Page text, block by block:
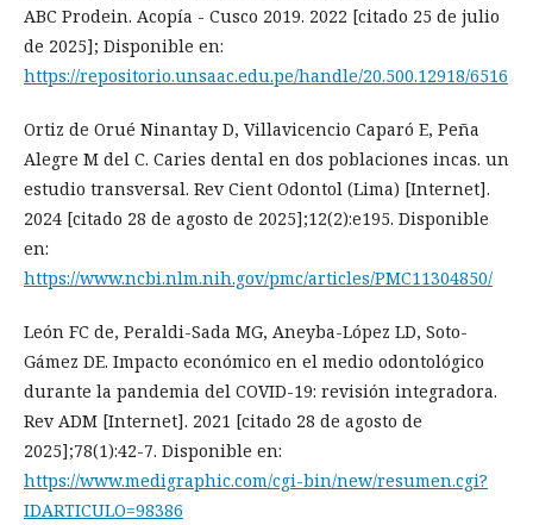
ABC Prodein. Acopía - Cusco 2019. 2022 [citado 25 de julio
de 2025]; Disponible en:
https://repositorio.unsaac.edu.pe/handle/20.500.12918/6516
Ortiz de Orué Ninantay D, Villavicencio Caparó E, Peña
Alegre M del C. Caries dental en dos poblaciones incas. un
estudio transversal. Rev Cient Odontol (Lima) [Internet].
2024 [citado 28 de agosto de 2025];12(2):e195. Disponible
en:
https://www.ncbi.nlm.nih.gov/pmc/articles/PMC11304850/
León FC de, Peraldi-Sada MG, Aneyba-López LD, Soto-
Gámez DE. Impacto económico en el medio odontológico
durante la pandemia del COVID-19: revisión integradora.
Rev ADM [Internet]. 2021 [citado 28 de agosto de
2025];78(1):42-7. Disponible en:
https://www.medigraphic.com/cgi-bin/new/resumen.cgi?
IDARTICULO=98386